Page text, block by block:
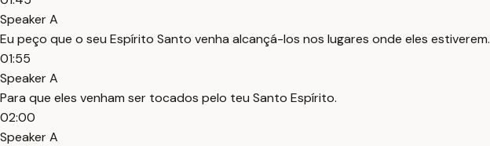
Speaker A
Eu peço que o seu Espírito Santo venha alcançá-los nos lugares onde eles estiverem.
01:55
Speaker A
Para que eles venham ser tocados pelo teu Santo Espírito.
02:00
Speaker A